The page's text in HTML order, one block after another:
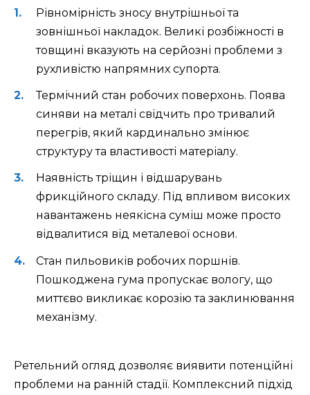
Рівномірність зносу внутрішньої та
зовнішньої накладок. Великі розбіжності в
товщині вказують на серйозні проблеми з
рухливістю напрямних супорта.
Термічний стан робочих поверхонь. Поява
синяви на металі свідчить про тривалий
перегрів, який кардинально змінює
структуру та властивості матеріалу.
Наявність тріщин і відшарувань
фрикційного складу. Під впливом високих
навантажень неякісна суміш може просто
відвалитися від металевої основи.
Стан пильовиків робочих поршнів.
Пошкоджена гума пропускає вологу, що
миттєво викликає корозію та заклинювання
механізму.
Ретельний огляд дозволяє виявити потенційні
проблеми на ранній стадії. Комплексний підхід